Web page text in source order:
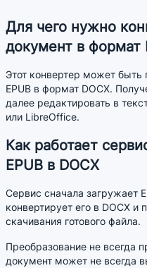
Для чего нужно
документ в формат
Этот конвертер может быть
EPUB в формат DOCX.
далее редактировать в
или LibreOffice.
Как работает
EPUB в DOCX
Сервис сначала загружает
конвертирует его в DOCX и
скачивания готового файла.
Преобразование не всегда
документ может не всегда